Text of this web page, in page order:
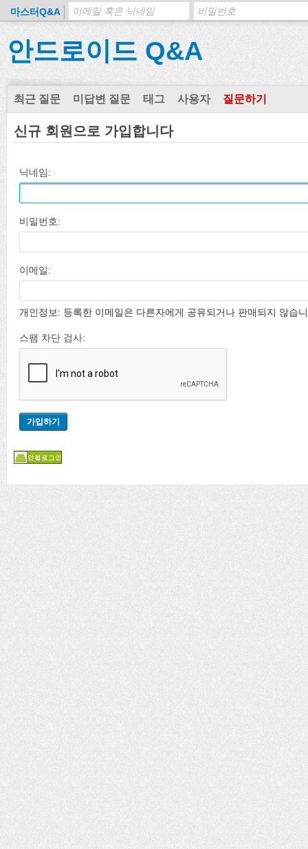
마스터Q&A
안드로이드 Q&A
최근 질문 미답변 질문 태그 사용자 질문하기
신규 회원으로 가입합니다
닉네임:
비밀번호:
이메일:
개인정보: 등록한 이메일은 다른자에게 공유되거나 판매되지 않습
스팸 차단 검사: